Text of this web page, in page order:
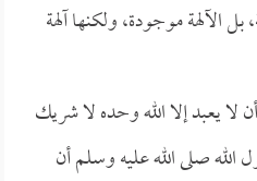
الآلهة موجودة، ولكنها آلهة
لا يعبد إلا الله وحده لا شريك
صلى الله عليه وسلم أن